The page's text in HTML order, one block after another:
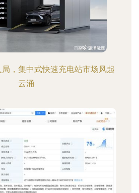
，集中式快速充电站市场风起
云涌